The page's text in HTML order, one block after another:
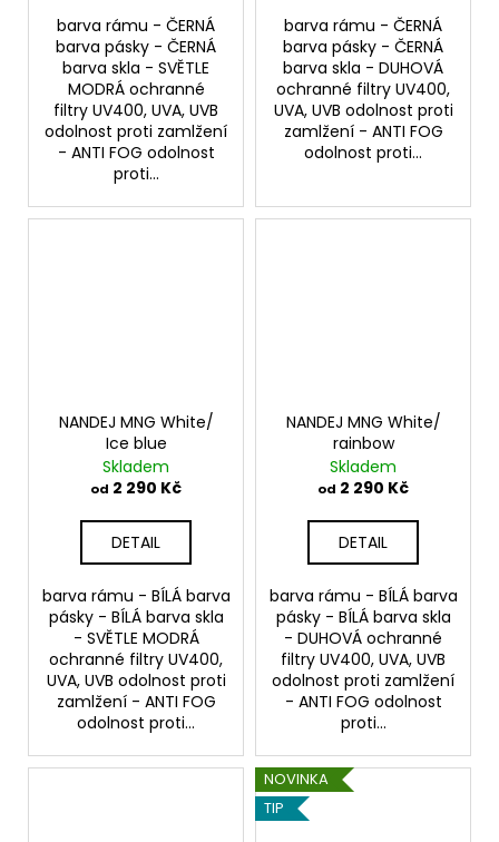
barva rámu - ČERNÁ
barva pásky - ČERNÁ
barva skla - SVĚTLE
MODRÁ ochranné
filtry UV400, UVA, UVB
odolnost proti zamlžení
- ANTI FOG odolnost
proti...
barva rámu - ČERNÁ
barva pásky - ČERNÁ
barva skla - DUHOVÁ
ochranné filtry UV400,
UVA, UVB odolnost proti
zamlžení - ANTI FOG
odolnost proti...
NANDEJ MNG White/
Ice blue
Skladem
od 2 290 Kč
DETAIL
barva rámu - BÍLÁ barva
pásky - BÍLÁ barva skla
- SVĚTLE MODRÁ
ochranné filtry UV400,
UVA, UVB odolnost proti
zamlžení - ANTI FOG
odolnost proti...
NANDEJ MNG White/
rainbow
Skladem
od 2 290 Kč
DETAIL
barva rámu - BÍLÁ barva
pásky - BÍLÁ barva skla
- DUHOVÁ ochranné
filtry UV400, UVA, UVB
odolnost proti zamlžení
- ANTI FOG odolnost
proti...
NOVINKA
TIP